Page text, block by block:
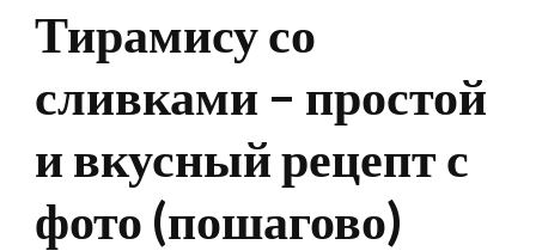
Тирамису со
сливками – простой
и вкусный рецепт с
фото (пошагово)